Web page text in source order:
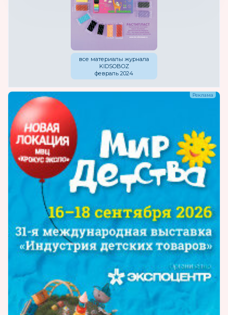
все материалы журнала
KIDSOBOZ
февраль 2024